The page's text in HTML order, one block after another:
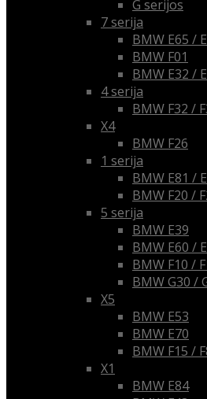
G serijos
7 serija
BMW E65 /
BMW F01
BMW E32 /
4 serija
BMW F32 /
X4
BMW F26
1 serija
BMW E81 /
BMW F20 /
5 serija
BMW E39
BMW E60 /
BMW F10 /
BMW G30 /
X5
BMW E53
BMW E70
BMW F15 /
X1
BMW E84